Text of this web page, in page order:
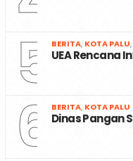
5 BERITA, KOTA PALU,
UEA Rencana
6 BERITA, KOTA PALU
Dinas Pangan